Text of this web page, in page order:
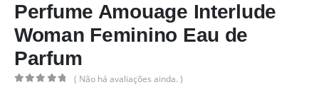
Perfume Amouage Interlude
Woman Feminino Eau de
Parfum
( Não há avaliações ainda. )